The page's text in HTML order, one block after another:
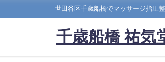
世田谷区千歳船橋でマッサージ指圧
千歳船橋 祐気